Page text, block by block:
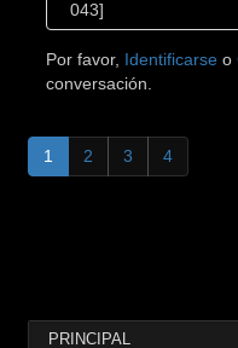
043]
Por favor, Identificarse o
conversación.
1 2 3 4